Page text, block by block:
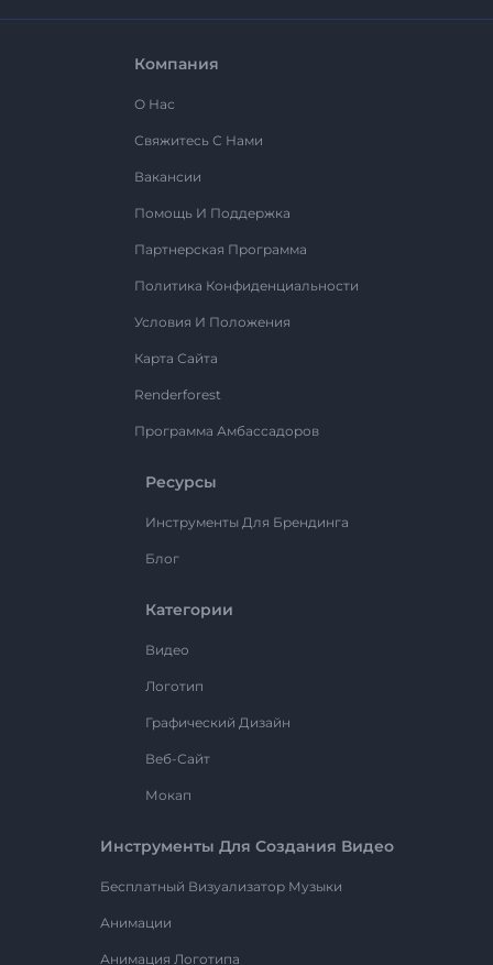
Компания
О Нас
Свяжитесь С Нами
Вакансии
Помощь И Поддержка
Партнерская Программа
Политика Конфиденциальности
Условия И Положения
Карта Сайта
Renderforest
Программа Амбассадоров
Ресурсы
Инструменты Для Брендинга
Блог
Категории
Видео
Логотип
Графический Дизайн
Веб-Сайт
Мокап
Инструменты Для Создания Видео
Бесплатный Визуализатор Музыки
Анимации
Анимация Логотипа